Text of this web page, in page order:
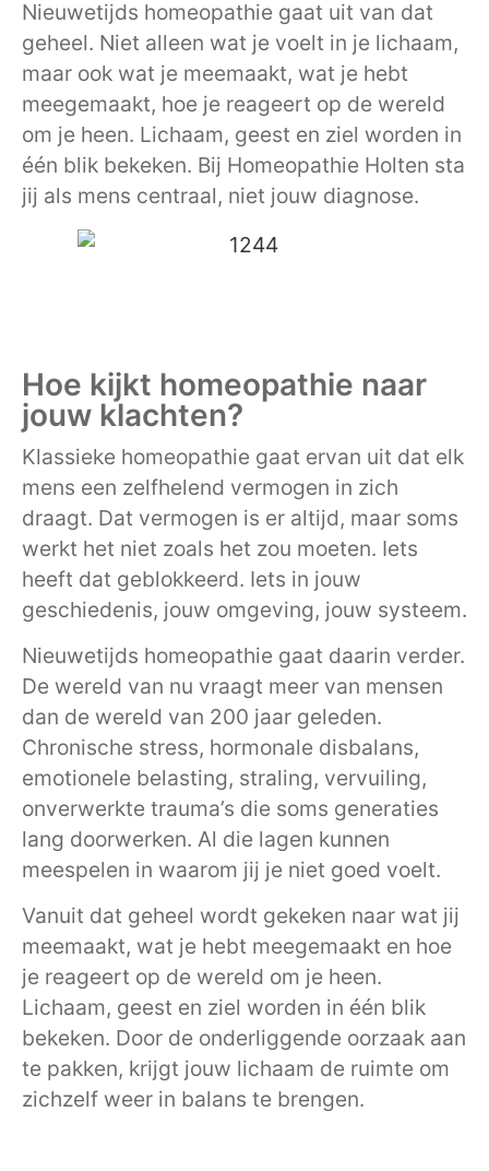
Nieuwetijds homeopathie gaat uit van dat
geheel. Niet alleen wat je voelt in je lichaam,
maar ook wat je meemaakt, wat je hebt
meegemaakt, hoe je reageert op de wereld
om je heen. Lichaam, geest en ziel worden in
één blik bekeken. Bij Homeopathie Holten sta
jij als mens centraal, niet jouw diagnose.
Hoe kijkt homeopathie naar
jouw klachten?
Klassieke homeopathie gaat ervan uit dat elk
mens een zelfhelend vermogen in zich
draagt. Dat vermogen is er altijd, maar soms
werkt het niet zoals het zou moeten. Iets
heeft dat geblokkeerd. Iets in jouw
geschiedenis, jouw omgeving, jouw systeem.
Nieuwetijds homeopathie gaat daarin verder.
De wereld van nu vraagt meer van mensen
dan de wereld van 200 jaar geleden.
Chronische stress, hormonale disbalans,
emotionele belasting, straling, vervuiling,
onverwerkte trauma’s die soms generaties
lang doorwerken. Al die lagen kunnen
meespelen in waarom jij je niet goed voelt.
Vanuit dat geheel wordt gekeken naar wat jij
meemaakt, wat je hebt meegemaakt en hoe
je reageert op de wereld om je heen.
Lichaam, geest en ziel worden in één blik
bekeken. Door de onderliggende oorzaak aan
te pakken, krijgt jouw lichaam de ruimte om
zichzelf weer in balans te brengen.